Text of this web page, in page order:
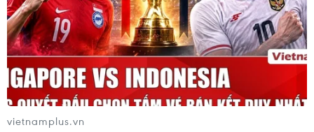
06/08/2026 22:56
Nước thải từ máy bay có thể giúp
phát hiện sớm nguy cơ đại dịch
06/08/2026 22:30
vietnamplus.vn